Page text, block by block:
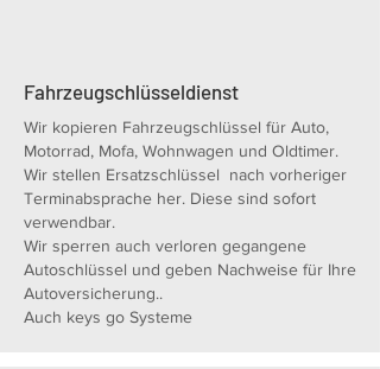
Fahrzeugschlüsseldienst
Wir kopieren Fahrzeugschlüssel für Auto,
Motorrad, Mofa, Wohnwagen und Oldtimer.
Wir stellen Ersatzschlüssel nach vorheriger
Terminabsprache her. Diese sind sofort
verwendbar.
Wir sperren auch verloren gegangene
Autoschlüssel und geben Nachweise für Ihre
Autoversicherung..
Auch keys go Systeme